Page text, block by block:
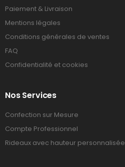
Paiement & Livraison
Mentions légales
Conditions générales de ventes
FAQ
Confidentialité et cookies
Nos Services
Confection sur Mesure
Compte Professionnel
Rideaux avec hauteur personnalisée